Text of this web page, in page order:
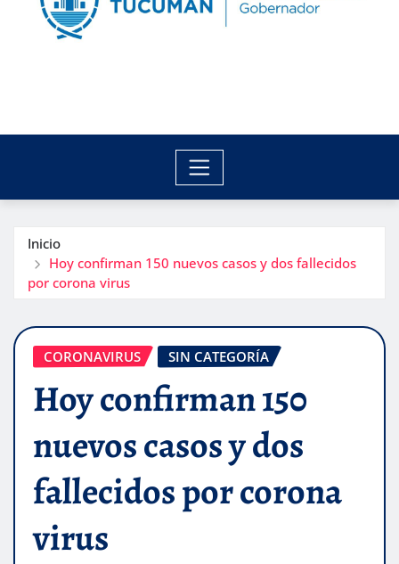
Inicio
Hoy confirman 150 nuevos casos y dos fallecidos
por corona virus
CORONAVIRUS SIN CATEGORÍA
Hoy confirman 150
nuevos casos y dos
fallecidos por corona
virus